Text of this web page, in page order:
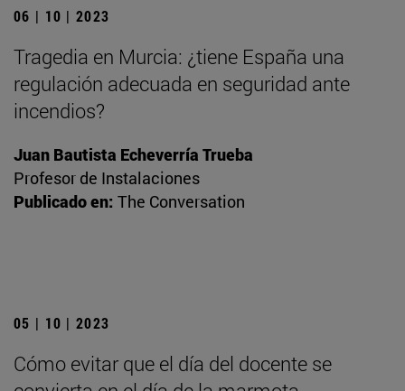
06 | 10 | 2023
Tragedia en Murcia: ¿tiene España una
regulación adecuada en seguridad ante
incendios?
Juan Bautista Echeverría Trueba
Profesor de Instalaciones
Publicado en: The Conversation
05 | 10 | 2023
Cómo evitar que el día del docente se